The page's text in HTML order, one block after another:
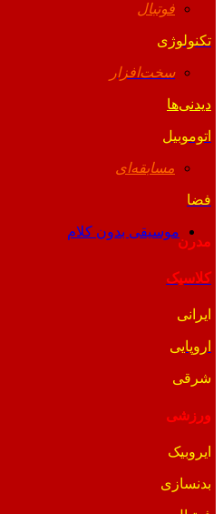
فوتبال
تکنولوژی
سخت‌افزار
دیدنی‌ها
اتوموبیل
مسابقه‌ای
فضا
موسیقی بدون کلام
مدرن
کلاسیک
ایرانی
اروپایی
شرقی
ورزشی
ایروبیک
بدنسازی